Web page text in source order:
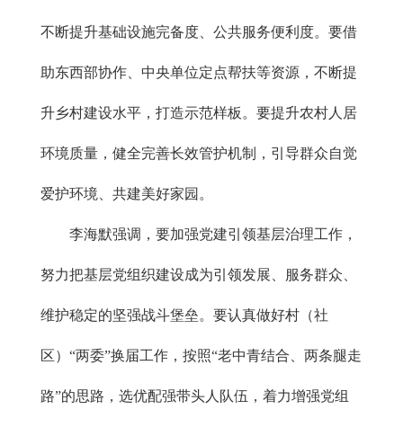
不断提升基础设施完备度、公共服务便利度。要借
助东西部协作、中央单位定点帮扶等资源，不断提
升乡村建设水平，打造示范样板。要提升农村人居
环境质量，健全完善长效管护机制，引导群众自觉
爱护环境、共建美好家园。
李海默强调，要加强党建引领基层治理工作，
努力把基层党组织建设成为引领发展、服务群众、
维护稳定的坚强战斗堡垒。要认真做好村（社
区）“两委”换届工作，按照“老中青结合、两条腿走
路”的思路，选优配强带头人队伍，着力增强党组